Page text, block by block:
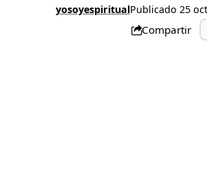
yosoyespiritualPublicado 25
Compartir